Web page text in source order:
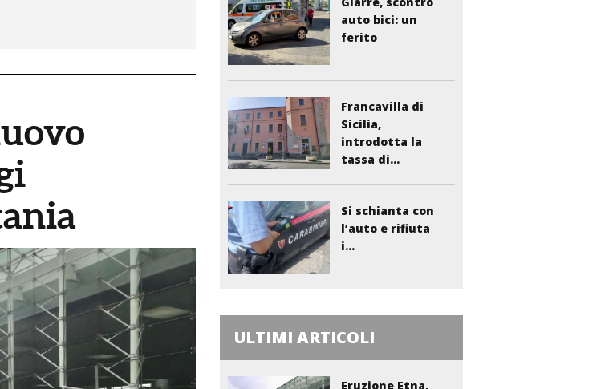
auto bici: un
ferito
Francavilla di
Sicilia,
introdotta la
tassa di...
Si schianta con
l’auto e rifiuta
i...
ULTIMI ARTICOLI
Eruzione Etna,